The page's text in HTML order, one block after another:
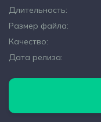
Длительность:
Размер файла:
Качество:
Дата релиза: